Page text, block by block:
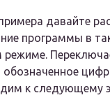
давайте
программы в
режиме.
к следующему